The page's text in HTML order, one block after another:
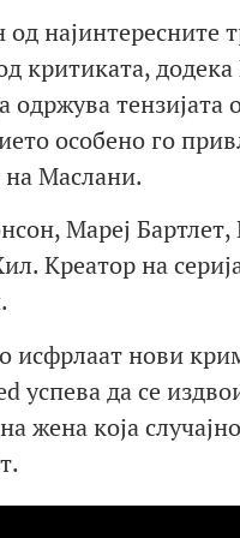
од најинтересните
критиката, додека
тензијата
особено го
на Маслани.
Мареј
Креатор на
исфрлаат нови
успева да се
жена која